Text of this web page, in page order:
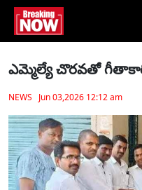
ఎమ్మెల్యే చొరవతో
NEWS Jun 03,2026 12:12 am